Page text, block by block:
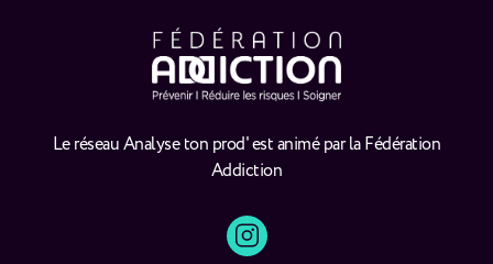
Le réseau Analyse ton prod' est animé par la Fédération
Addiction